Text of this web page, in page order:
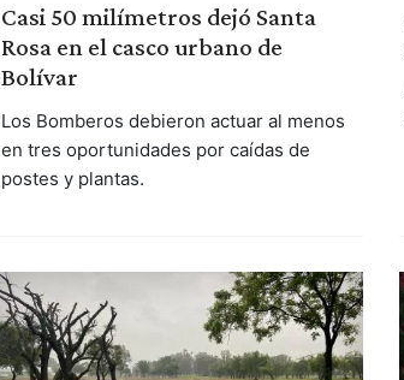
Casi 50 milímetros dejó Santa
Rosa en el casco urbano de
Bolívar
Los Bomberos debieron actuar al menos
en tres oportunidades por caídas de
postes y plantas.